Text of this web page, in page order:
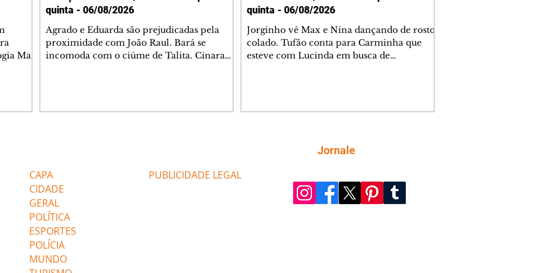
Mau
quinta - 06/08/2026
Agrado e Eduarda são prejudicadas pela
proximidade com João Raul. Bará se
incomoda com o ciúme de Talita. Cinara
ajudar João Raul sem prejudicar a amiga.
quinta - 06/08/2026
Jorginho vê Max e Nina dançando de rosto
colado. Tufão conta para Carminha que
esteve com Lucinda em busca de
Verônica e Noêmia perseguem Cadinho na
praia deserta. Dolores sugere que Roni peça
fugir da praia
CAPA
CIDADE
GERAL
POLÍTICA
ESPORTES
POLÍCIA
MUNDO
PUBLICIDADE LEGAL
Jornale